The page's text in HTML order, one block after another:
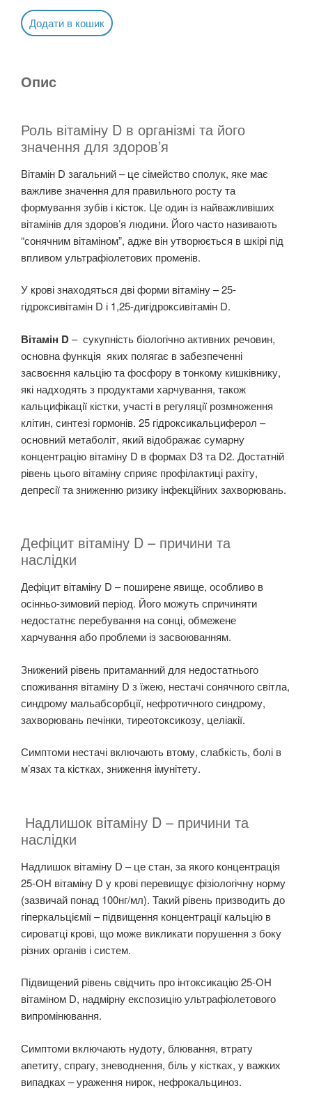
Додати в кошик
Опис
Роль вітаміну D в організмі та його
значення для здоров’я
Вітамін D загальний – це сімейство сполук, яке має
важливе значення для правильного росту та
формування зубів і кісток. Це один із найважливіших
вітамінів для здоров’я людини. Його часто називають
“сонячним вітаміном”, адже він утворюється в шкірі під
впливом ультрафіолетових променів.
У крові знаходяться дві форми вітаміну – 25-
гідроксивітамін D і 1,25-дигідроксивітамін D.
Вітамін D– сукупність біологічно активних речовин,
основна функція яких полягає в забезпеченні
засвоєння кальцію та фосфору в тонкому кишківнику,
які надходять з продуктами харчування, також
кальцифікації кістки, участі в регуляції розмноження
клітин, синтезі гормонів. 25 гідроксикальциферол –
основний метаболіт, який відображає сумарну
концентрацію вітаміну D в формах D3 та D2. Достатній
рівень цього вітаміну сприяє профілактиці рахіту,
депресії та зниженню ризику інфекційних захворювань.
Дефіцит вітаміну D – причини та
наслідки
Дефіцит вітаміну D – поширене явище, особливо в
осінньо-зимовий період. Його можуть спричиняти
недостатнє перебування на сонці, обмежене
харчування або проблеми із засвоюванням.
Знижений рівень притаманний для недостатнього
споживання вітаміну D з їжею, нестачі сонячного світла,
синдрому мальабсорбції, нефротичного синдрому,
захворювань печінки, тиреотоксикозу, целіакії.
Симптоми нестачі включають втому, слабкість, болі в
м’язах та кістках, зниження імунітету.
Надлишок вітаміну D – причини та
наслідки
Надлишок вітаміну D – це стан, за якого концентрація
25-ОН вітаміну D у крові перевищує фізіологічну норму
(зазвичай понад 100нг/мл). Такий рівень призводить до
гіперкальціємії – підвищення концентрації кальцію в
сироватці крові, що може викликати порушення з боку
різних органів і систем.
Підвищений рівень свідчить про інтоксикацію 25-ОН
вітаміном D, надмірну експозицію ультрафіолетового
випромінювання.
Симптоми включають нудоту, блювання, втрату
апетиту, спрагу, зневоднення, біль у кістках, у важких
випадках – ураження нирок, нефрокальциноз.